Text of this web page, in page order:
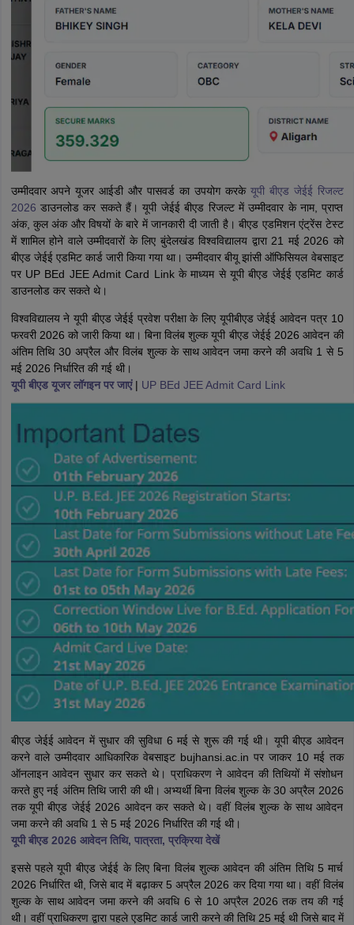
उम्मीदवार अपने यूजर आईडी और पासवर्ड का उपयोग करके यूपी बीएड जेईई रिजल्ट
2026 डाउनलोड कर सकते हैं। यूपी जेईई बीएड रिजल्ट में उम्मीदवार के नाम, प्राप्त
अंक, कुल अंक और विषयों के बारे में जानकारी दी जाती है। बीएड एडमिशन एंट्रेंस टेस्ट
में शामिल होने वाले उम्मीदवारों के लिए बुंदेलखंड विश्वविद्यालय द्वारा 21 मई 2026 को
बीएड जेईई एडमिट कार्ड जारी किया गया था। उम्मीदवार बीयू झांसी ऑफिसियल वेबसाइट
पर UP BEd JEE Admit Card Link के माध्यम से यूपी बीएड जेईई एडमिट कार्ड
डाउनलोड कर सकते थे।
विश्वविद्यालय ने यूपी बीएड जेईई प्रवेश परीक्षा के लिए यूपीबीएड जेईई आवेदन पत्र 10
फरवरी 2026 को जारी किया था। बिना विलंब शुल्क यूपी बीएड जेईई 2026 आवेदन की
अंतिम तिथि 30 अप्रैल और विलंब शुल्क के साथ आवेदन जमा करने की अवधि 1 से 5
मई 2026 निर्धारित की गई थी।
यूपी बीएड यूजर लॉगइन पर जाएं| UP BEd JEE Admit Card Link
बीएड जेईई आवेदन में सुधार की सुविधा 6 मई से शुरू की गई थी। यूपी बीएड आवेदन
करने वाले उम्मीदवार आधिकारिक वेबसाइट bujhansi.ac.in पर जाकर 10 मई तक
ऑनलाइन आवेदन सुधार कर सकते थे। प्राधिकरण ने आवेदन की तिथियों में संशोधन
करते हुए नई अंतिम तिथि जारी की थी। अभ्यर्थी बिना विलंब शुल्क के 30 अप्रैल 2026
तक यूपी बीएड जेईई 2026 आवेदन कर सकते थे। वहीं विलंब शुल्क के साथ आवेदन
जमा करने की अवधि 1 से 5 मई 2026 निर्धारित की गई थी।
यूपी बीएड 2026 आवेदन तिथि, पात्रता, प्रक्रिया देखें
इससे पहले यूपी बीएड जेईई के लिए बिना विलंब शुल्क आवेदन की अंतिम तिथि 5 मार्च
2026 निर्धारित थी, जिसे बाद में बढ़ाकर 5 अप्रैल 2026 कर दिया गया था। वहीं विलंब
शुल्क के साथ आवेदन जमा करने की अवधि 6 से 10 अप्रैल 2026 तक तय की गई
थी। वहीं प्राधिकरण द्वारा पहले एडमिट कार्ड जारी करने की तिथि 25 मई थी जिसे बाद में